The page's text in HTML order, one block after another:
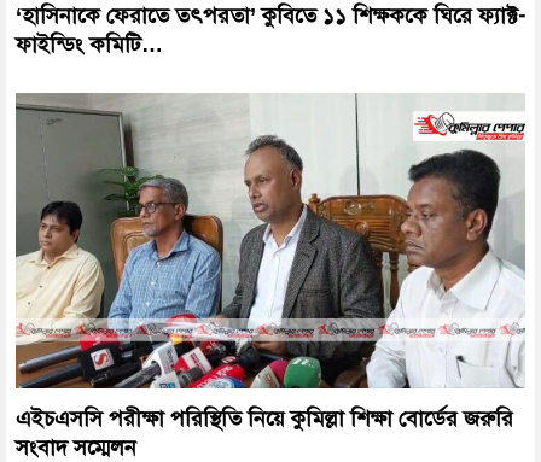
‘হাসিনাকে ফেরাতে তৎপরতা’ কুবিতে ১১ শিক্ষককে ঘিরে ফ্যাক্ট-
ফাইন্ডিং কমিটি…
এইচএসসি পরীক্ষা পরিস্থিতি নিয়ে কুমিল্লা শিক্ষা বোর্ডের জরুরি
সংবাদ সম্মেলন